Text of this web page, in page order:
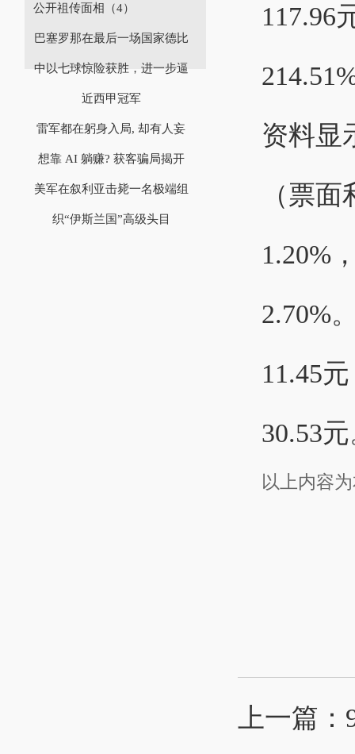
公开祖传面相（4）
巴塞罗那在最后一场国家德比
中以七球惊险获胜，进一步逼
近西甲冠军
雷军都在躬身入局, 却有人妄
想靠 AI 躺赚? 获客骗局揭开
美军在叙利亚击毙一名极端组
织“伊斯兰国”高级头目
117.96
资料显
（票
1.20%
2.70%
11.45
30.53
以上内容
上一篇：